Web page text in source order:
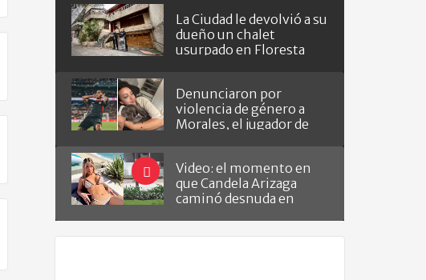
La Ciudad le devolvió a su
dueño un chalet
usurpado en Floresta
Denunciaron por
violencia de género a
Morales, el jugador de
Video: el momento en
que Candela Arizaga
caminó desnuda en